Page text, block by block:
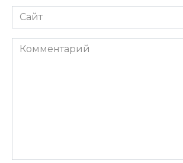
Сайт
Комментарий